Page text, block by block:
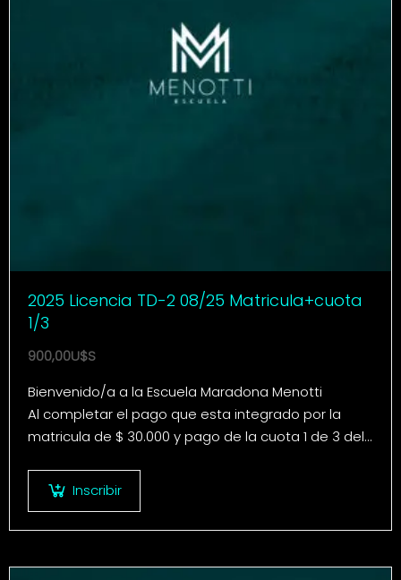
2025 Licencia TD-2 08/25 Matricula+cuota
1/3
900,00U$S
Bienvenido/a a la Escuela Maradona Menotti
Al completar el pago que esta integrado por la
matricula de $ 30.000 y pago de la cuota 1 de 3 del
Inscribir